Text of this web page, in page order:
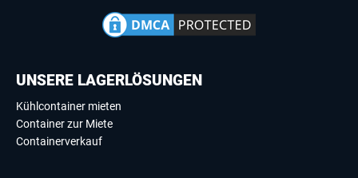
UNSERE LAGERLÖSUNGEN
Kühlcontainer mieten
Container zur Miete
Containerverkauf